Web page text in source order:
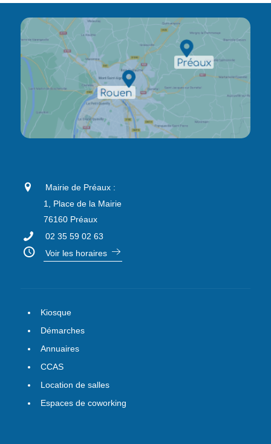
Mairie de Préaux :
1, Place de la Mairie
76160 Préaux
02 35 59 02 63
Voir les horaires
Kiosque
Démarches
Annuaires
CCAS
Location de salles
Espaces de coworking